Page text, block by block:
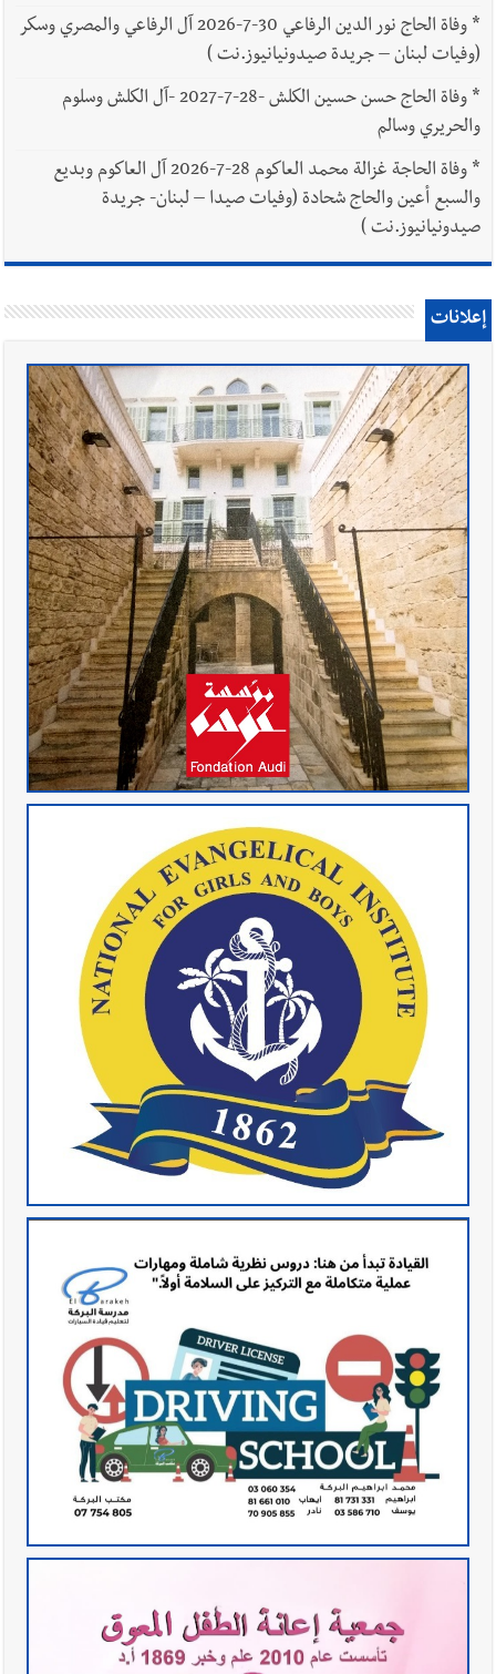
*
وفاة الحاج نور الدين الرفاعي 30-7-2026 آل الرفاعي والمصري وسكر
(وفيات لبنان – جريدة صيدونيانيوز.نت )
*
وفاة الحاج حسن حسين الكلش -28-7-2027 -آل الكلش وسلوم
والحريري وسالم
*
وفاة الحاجة غزالة محمد العاكوم 28-7-2026 آل العاكوم وبديع
والسبع أعين والحاج شحادة (وفيات صيدا – لبنان- جريدة
صيدونيانيوز.نت )
إعلانات